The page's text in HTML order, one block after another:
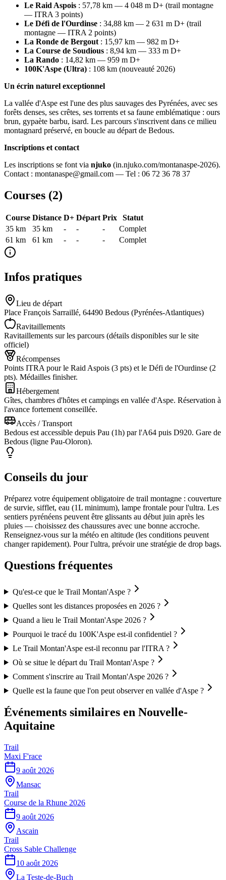
Le Raid Aspois : 57,78 km — 4 048 m D+ (trail montagne
— ITRA 3 points)
Le Défi de l'Ourdinse : 34,88 km — 2 631 m D+ (trail
montagne — ITRA 2 points)
La Ronde de Bergout : 15,97 km — 982 m D+
La Course de Soudious : 8,94 km — 333 m D+
La Rando : 14,82 km — 959 m D+
100K'Aspe (Ultra) : 108 km (nouveauté 2026)
Un écrin naturel exceptionnel
La vallée d'Aspe est l'une des plus sauvages des Pyrénées, avec ses
forêts denses, ses crêtes, ses torrents et sa faune emblématique : ours
brun, gypaète barbu, isard. Les parcours s'inscrivent dans ce milieu
montagnard préservé, en boucle au départ de Bedous.
Inscriptions et contact
Les inscriptions se font via njuko (in.njuko.com/montanaspe-2026).
Contact : montanaspe@gmail.com — Tel : 06 72 36 78 37
Courses (2)
Course Distance D+ Départ Prix
Statut
35 km
35 km - - -
Complet
61 km
61 km - - - Complet
Infos pratiques
Lieu de départ
Place François Sarraillé, 64490 Bedous (Pyrénées-Atlantiques)
Ravitaillements
Ravitaillements sur les parcours (détails disponibles sur le site
officiel)
Récompenses
Points ITRA pour le Raid Aspois (3 pts) et le Défi de l'Ourdinse (2
pts). Médailles finisher.
Hébergement
Gîtes, chambres d'hôtes et campings en vallée d'Aspe. Réservation à
l'avance fortement conseillée.
Accès / Transport
Bedous est accessible depuis Pau (1h) par l'A64 puis D920. Gare de
Bedous (ligne Pau-Oloron).
Conseils du jour
Préparez votre équipement obligatoire de trail montagne : couverture
de survie, sifflet, eau (1L minimum), lampe frontale pour l'ultra. Les
sentiers pyrénéens peuvent être glissants au début juin après les
pluies — choisissez des chaussures avec une bonne accroche.
Renseignez-vous sur la météo en altitude (les conditions peuvent
changer rapidement). Pour l'ultra, prévoir une stratégie de drop bags.
Questions fréquentes
Qu'est-ce que le Trail Montan'Aspe ?
Quelles sont les distances proposées en 2026 ?
Quand a lieu le Trail Montan'Aspe 2026 ?
Pourquoi le tracé du 100K'Aspe est-il confidentiel ?
Le Trail Montan'Aspe est-il reconnu par l'ITRA ?
Où se situe le départ du Trail Montan'Aspe ?
Comment s'inscrire au Trail Montan'Aspe 2026 ?
Quelle est la faune que l'on peut observer en vallée d'Aspe ?
Événements similaires en Nouvelle-
Aquitaine
Trail
Maxi F'race
9 août 2026
Mansac
Trail
Course de la Rhune 2026
9 août 2026
Ascain
Trail
Cross Sable Challenge
10 août 2026
La Teste-de-Buch